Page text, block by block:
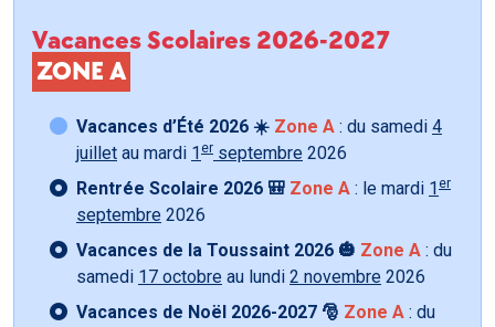
Vacances Scolaires 2026-2027
ZONE A
Vacances d’Été 2026 ☀️ Zone A : du samedi 4
juillet au mardi 1 er septembre 2026
Rentrée Scolaire 2026 🎒 Zone A : le mardi 1 er
septembre 2026
Vacances de la Toussaint 2026 🎃 Zone A : du
samedi 17 octobre au lundi 2 novembre 2026
Vacances de Noël 2026-2027 🎅 Zone A : du